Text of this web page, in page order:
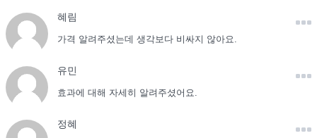
혜림
가격 알려주셨는데 생각보다 비싸지 않아요.
유민
효과에 대해 자세히 알려주셨어요.
정혜